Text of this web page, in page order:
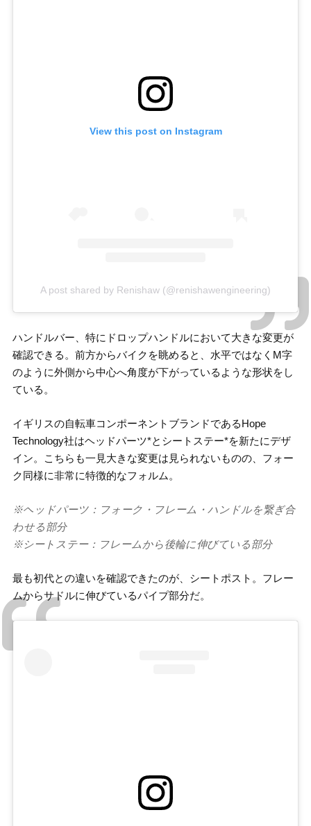
View this post on Instagram
A post shared by Renishaw (@renishawengineering)
ハンドルバー、特にドロップハンドルにおいて大きな変更が
確認できる。前方からバイクを眺めると、水平ではなくM字
のように外側から中心へ角度が下がっているような形状をし
ている。
イギリスの自転車コンポーネントブランドであるHope
Technology社はヘッドパーツ*とシートステー*を新たにデザ
イン。こちらも一見大きな変更は見られないものの、フォー
ク同様に非常に特徴的なフォルム。
※ヘッドパーツ：フォーク・フレーム・ハンドルを繋ぎ合
わせる部分
※シートステー：フレームから後輪に伸びている部分
最も初代との違いを確認できたのが、シートポスト。フレー
ムからサドルに伸びているパイプ部分だ。